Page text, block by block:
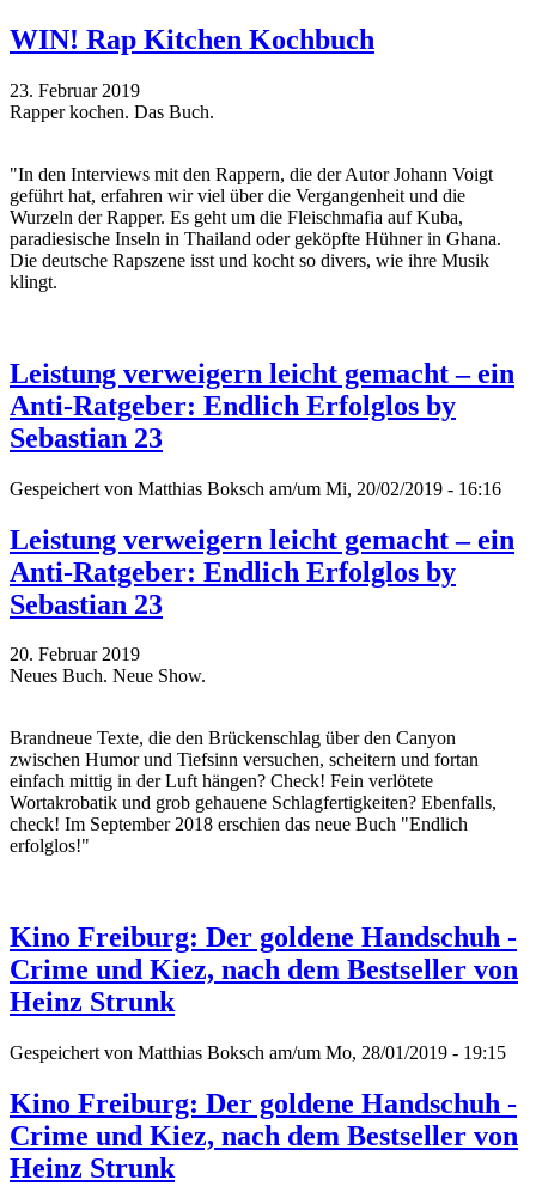
WIN! Rap Kitchen Kochbuch
23. Februar 2019
Rapper kochen. Das Buch.
"In den Interviews mit den Rappern, die der Autor Johann Voigt
geführt hat, erfahren wir viel über die Vergangenheit und die
Wurzeln der Rapper. Es geht um die Fleischmafia auf Kuba,
paradiesische Inseln in Thailand oder geköpfte Hühner in Ghana.
Die deutsche Rapszene isst und kocht so divers, wie ihre Musik
klingt.
Leistung verweigern leicht gemacht – ein
Anti-Ratgeber: Endlich Erfolglos by
Sebastian 23
Gespeichert von Matthias Boksch am/um Mi, 20/02/2019 - 16:16
Leistung verweigern leicht gemacht – ein
Anti-Ratgeber: Endlich Erfolglos by
Sebastian 23
20. Februar 2019
Neues Buch. Neue Show.
Brandneue Texte, die den Brückenschlag über den Canyon
zwischen Humor und Tiefsinn versuchen, scheitern und fortan
einfach mittig in der Luft hängen? Check! Fein verlötete
Wortakrobatik und grob gehauene Schlagfertigkeiten? Ebenfalls,
check! Im September 2018 erschien das neue Buch "Endlich
erfolglos!"
Kino Freiburg: Der goldene Handschuh -
Crime und Kiez, nach dem Bestseller von
Heinz Strunk
Gespeichert von Matthias Boksch am/um Mo, 28/01/2019 - 19:15
Kino Freiburg: Der goldene Handschuh -
Crime und Kiez, nach dem Bestseller von
Heinz Strunk